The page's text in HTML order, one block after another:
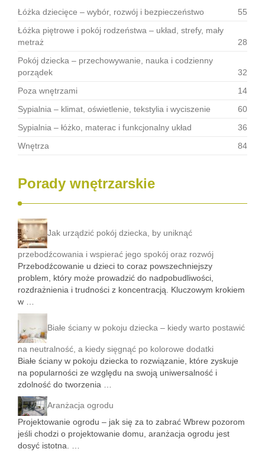
Łóżka dziecięce – wybór, rozwój i bezpieczeństwo
55
Łóżka piętrowe i pokój rodzeństwa – układ, strefy, mały
metraż
28
Pokój dziecka – przechowywanie, nauka i codzienny
porządek
32
Poza wnętrzami
14
Sypialnia – klimat, oświetlenie, tekstylia i wyciszenie
60
Sypialnia – łóżko, materac i funkcjonalny układ
36
Wnętrza
84
Porady wnętrzarskie
Jak urządzić pokój dziecka, by uniknąć
przebodźcowania i wspierać jego spokój oraz rozwój
Przebodźcowanie u dzieci to coraz powszechniejszy
problem, który może prowadzić do nadpobudliwości,
rozdrażnienia i trudności z koncentracją. Kluczowym krokiem
w …
Białe ściany w pokoju dziecka – kiedy warto postawić
na neutralność, a kiedy sięgnąć po kolorowe dodatki
Białe ściany w pokoju dziecka to rozwiązanie, które zyskuje
na popularności ze względu na swoją uniwersalność i
zdolność do tworzenia …
Aranżacja ogrodu
Projektowanie ogrodu – jak się za to zabrać Wbrew pozorom
jeśli chodzi o projektowanie domu, aranżacja ogrodu jest
dosyć istotna. …